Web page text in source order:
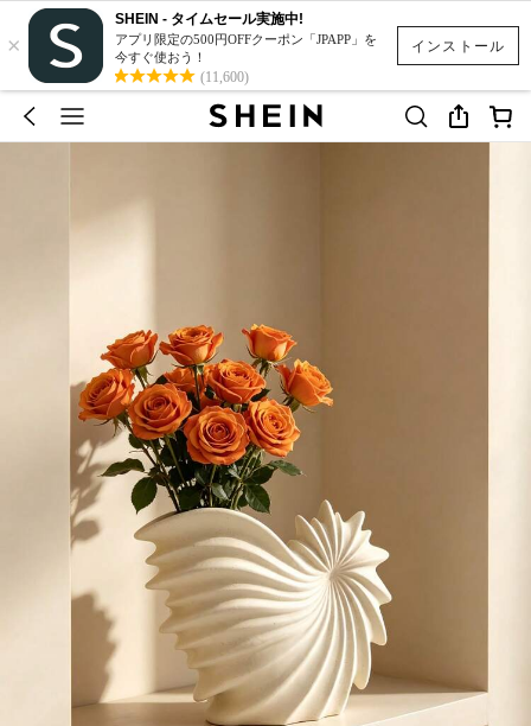
インストール
×
SHEIN - タイムセール実施中!
アプリ限定の500円OFFクーポン「JPAPP」を
今すぐ使おう！
(11,600)